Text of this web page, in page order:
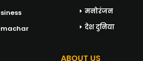
मनोरंजन
देश दुनिया
ABOUT US